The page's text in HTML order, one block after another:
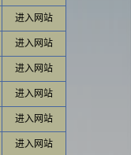
进入网站
进入网站
进入网站
进入网站
进入网站
进入网站